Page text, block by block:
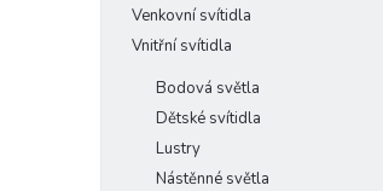
Venkovní svítidla
Vnitřní svítidla
Bodová světla
Dětské svítidla
Lustry
Nástěnné světla